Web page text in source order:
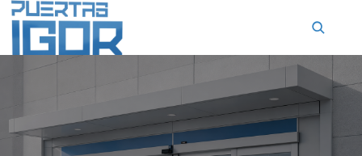
contenido